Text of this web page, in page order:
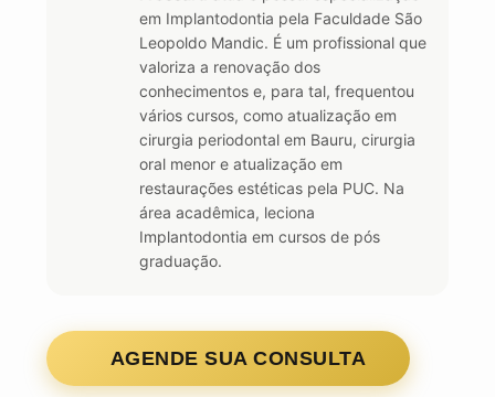
em Implantodontia pela Faculdade São
Leopoldo Mandic. É um profissional que
valoriza a renovação dos
conhecimentos e, para tal, frequentou
vários cursos, como atualização em
cirurgia periodontal em Bauru, cirurgia
oral menor e atualização em
restaurações estéticas pela PUC. Na
área acadêmica, leciona
Implantodontia em cursos de pós
graduação.
AGENDE SUA CONSULTA